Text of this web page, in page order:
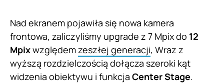
Nad ekranem pojawiła się nowa kamera
frontowa, zaliczyliśmy upgrade z 7 Mpix do 12
Mpixwzględemzeszłej generacji, Wraz z
wyższą rozdzielczością dołącza szeroki kąt
widzenia obiektywu i funkcja Center Stage.